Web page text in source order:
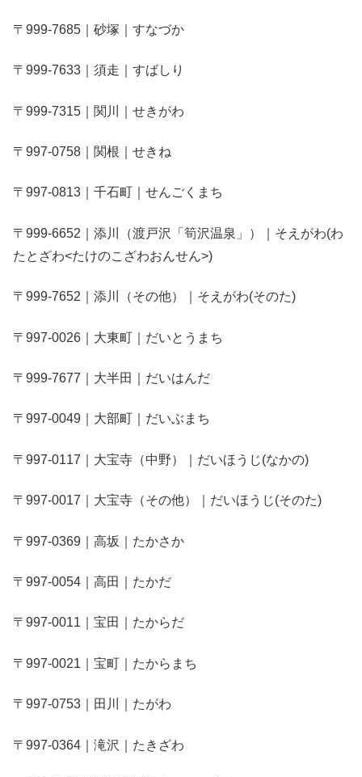
〒999-7685｜砂塚｜すなづか
〒999-7633｜須走｜すばしり
〒999-7315｜関川｜せきがわ
〒997-0758｜関根｜せきね
〒997-0813｜千石町｜せんごくまち
〒999-6652｜添川（渡戸沢「筍沢温泉」）｜そえがわ(わ
たとざわ<たけのこざわおんせん>)
〒999-7652｜添川（その他）｜そえがわ(そのた)
〒997-0026｜大東町｜だいとうまち
〒999-7677｜大半田｜だいはんだ
〒997-0049｜大部町｜だいぶまち
〒997-0117｜大宝寺（中野）｜だいほうじ(なかの)
〒997-0017｜大宝寺（その他）｜だいほうじ(そのた)
〒997-0369｜高坂｜たかさか
〒997-0054｜高田｜たかだ
〒997-0011｜宝田｜たからだ
〒997-0021｜宝町｜たからまち
〒997-0753｜田川｜たがわ
〒997-0364｜滝沢｜たきざわ